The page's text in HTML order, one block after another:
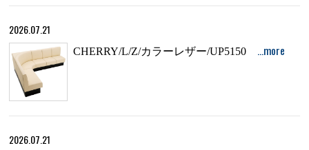
2026.07.21
CHERRY/L/Z/カラーレザー/UP5150 …more
2026.07.21